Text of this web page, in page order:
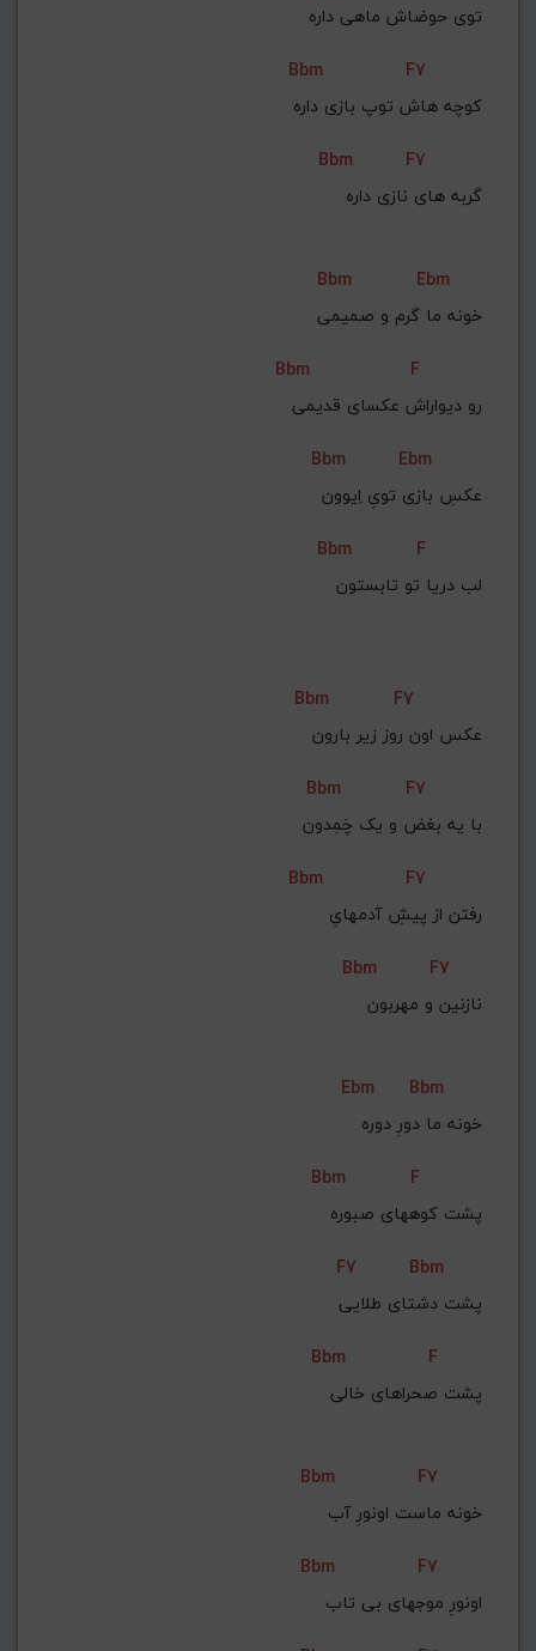
توی حوضاش ماهی داره
Bbm
F7
کوچه هاش توپ بازی داره
Bbm
F7
گربه های نازی داره
Bbm
Ebm
خونه ما گرم و صمیمی
Bbm
F
رو دیواراش عکسای قدیمی
Bbm
Ebm
عکسِ بازی تویِ اِیوون
Bbm
F
لب دریا تو تابستون
Bbm
F7
عکس اون روز زیر بارون
Bbm
F7
با یه بغض و یک چَمِدون
Bbm
F7
رفتن از پیشِ آدمهایِ
Bbm
F7
نازنین و مهربون
Ebm
Bbm
خونه ما دورِ دوره
Bbm
F
پشت کوههای صبوره
F7
Bbm
پشت دشتای طلایی
Bbm
F
پشت صحراهای خالی
Bbm
F7
خونه ماست اونورِ آب
Bbm
F7
اونورِ موجهای بی تاب